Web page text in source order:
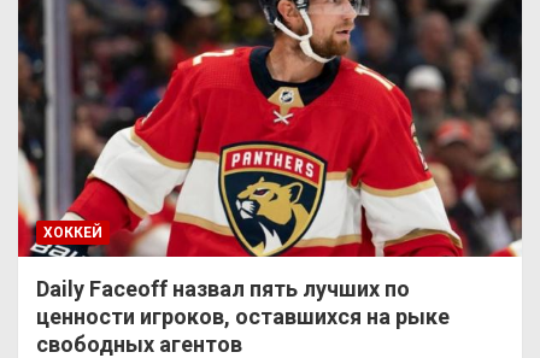
ХОККЕЙ
Daily Faceoff назвал пять лучших по
ценности игроков, оставшихся на рыке
свободных агентов